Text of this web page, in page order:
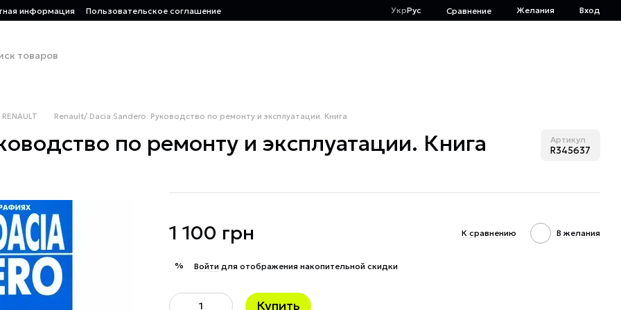
информация Пользовательское соглашение УкрРус Сравнение Желания Вход
RENAULT Renault/ Dacia Sandero. Руководство по ремонту и эксплуатации. Книга
по ремонту и эксплуатации. Книга Артикул
R345637
1 100 грн К сравнению В желания
% Войти для отображения накопительной скидки
Купить